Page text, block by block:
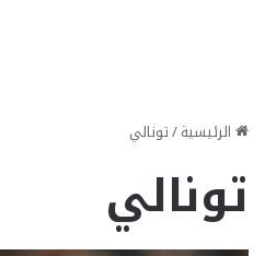
الرئيسية/تونالي
تونالي